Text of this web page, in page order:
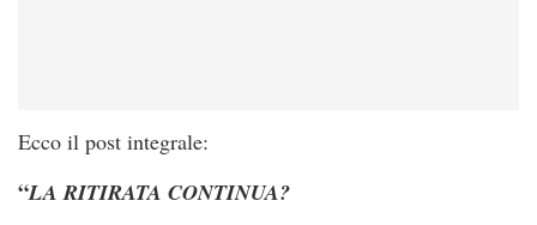
Ecco il post integrale:
“LA RITIRATA CONTINUA?